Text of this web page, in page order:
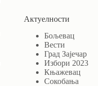
Актуелности
Бољевац
Вести
Град Зајечар
Избори 2023
Књажевац
Сокобања